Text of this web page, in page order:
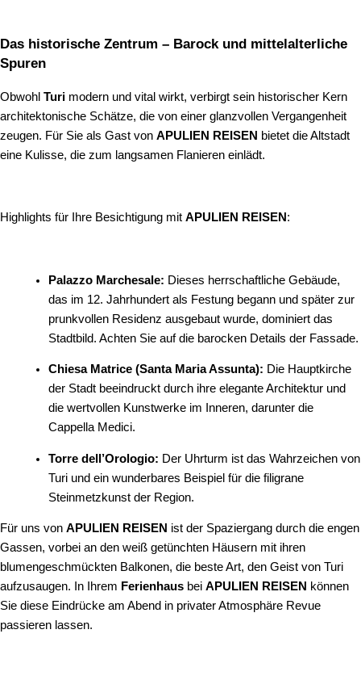
Das historische Zentrum – Barock und mittelalterliche
Spuren
Obwohl Turi modern und vital wirkt, verbirgt sein historischer Kern
architektonische Schätze, die von einer glanzvollen Vergangenheit
zeugen. Für Sie als Gast von APULIEN REISEN bietet die Altstadt
eine Kulisse, die zum langsamen Flanieren einlädt.
Highlights für Ihre Besichtigung mit APULIEN REISEN :
Palazzo Marchesale: Dieses herrschaftliche Gebäude,
das im 12. Jahrhundert als Festung begann und später zur
prunkvollen Residenz ausgebaut wurde, dominiert das
Stadtbild. Achten Sie auf die barocken Details der Fassade.
Chiesa Matrice (Santa Maria Assunta): Die Hauptkirche
der Stadt beeindruckt durch ihre elegante Architektur und
die wertvollen Kunstwerke im Inneren, darunter die
Cappella Medici.
Torre dell’Orologio: Der Uhrturm ist das Wahrzeichen von
Turi und ein wunderbares Beispiel für die filigrane
Steinmetzkunst der Region.
Für uns von APULIEN REISEN ist der Spaziergang durch die engen
Gassen, vorbei an den weiß getünchten Häusern mit ihren
blumengeschmückten Balkonen, die beste Art, den Geist von Turi
aufzusaugen. In Ihrem Ferienhaus bei APULIEN REISEN können
Sie diese Eindrücke am Abend in privater Atmosphäre Revue
passieren lassen.